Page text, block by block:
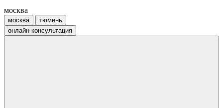
москва
москва
тюмень
онлайн-консультация